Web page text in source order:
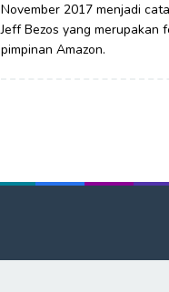
November 2017 menjadi
Jeff Bezos yang merupakan
pimpinan Amazon.